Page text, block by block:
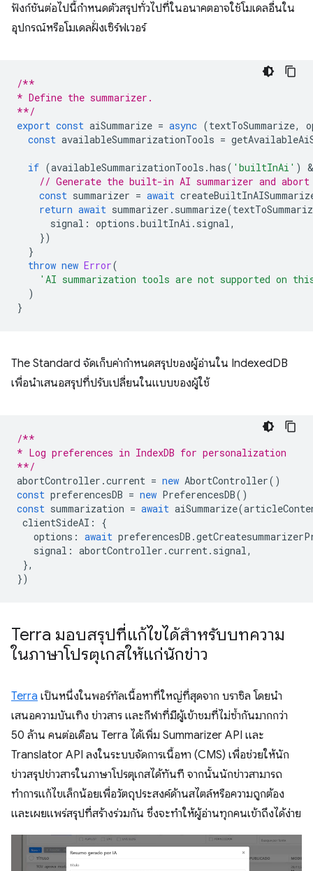
ฟังก์ชันต่อไปนี้กำหนดตัวสรุปทั่วไปที่ในอนาคตอาจใช้โมเดลอื่นใน
อุปกรณ์หรือโมเดลฝั่งเซิร์ฟเวอร์
/**
* Define the summarizer.
**/
export const aiSummarize = async (textToSummarize,
const availableSummarizationTools =
if (availableSummarizationTools .has( 'builtInAi' )
// Generate the built-in AI summarizer and
const summarizer = await
return await summarizer . summarize(
signal : options .builtInAi . signal,
})
}
throw new Error(
'AI summarization tools are not supported on
)
}
The Standard จัดเก็บค่ากำหนดสรุปของผู้อ่านใน IndexedDB
เพื่อนำเสนอสรุปที่ปรับเปลี่ยนในแบบของผู้ใช้
/**
* Log preferences in IndexDB for personalization
**/
abortController .current = new AbortController()
const preferencesDB = new PreferencesDB()
const summarization = await aiSummarize(
clientSideAI :
{
options : await preferencesDB .
signal : abortController .current. signal,
},
})
Terra มอบสรุปที่แก้ไขได้สำหรับบทความ
ในภาษาโปรตุเกสให้แก่นักข่าว
Terra เป็นหนึ่งในพอร์ทัลเนื้อหาที่ใหญ่ที่สุดจาก บราซิล โดยนำ
เสนอความบันเทิง ข่าวสาร และกีฬาที่มีผู้เข้าชมที่ไม่ซ้ำกันมากกว่า
50 ล้าน คนต่อเดือน Terra ได้เพิ่ม Summarizer API และ
Translator API ลงในระบบจัดการเนื้อหา (CMS) เพื่อช่วยให้นัก
ข่าวสรุปข่าวสารในภาษาโปรตุเกสได้ทันที จากนั้นนักข่าวสามารถ
ทำการแก้ไขเล็กน้อยเพื่อวัตถุประสงค์ด้านสไตล์หรือความถูกต้อง
และเผยแพร่สรุปที่สร้างร่วมกัน ซึ่งจะทำให้ผู้อ่านทุกคนเข้าถึงได้ง่าย